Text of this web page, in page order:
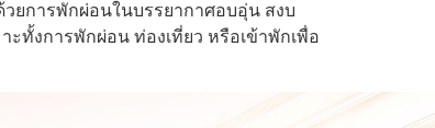
ยการพักผ่อนในบรรยากาศอบอุ่น สงบ
ะทั้งการพักผ่อน ท่องเที่ยว หรือเข้าพักเพื่อ